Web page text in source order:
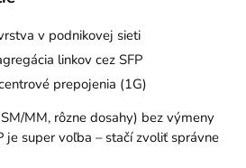
v podnikovej sieti
linkov cez SFP
prepojenia (1G)
MM, rôzne dosahy) bez výmeny
super voľba – stačí zvoliť správne